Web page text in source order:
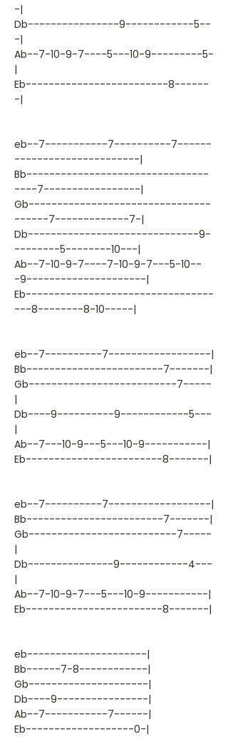
-|
Db----------------9------------5--
-|
Ab--7-10-9-7----5---10-9---------5-
|
Eb-------------------------8------
-|
eb--7-----------7----------7------
----------------------|
Bb--------------------------------
----7-----------------|
Gb--------------------------------
------7-------------7-|
Db------------------------------9-
--------5--------10---|
Ab--7-10-9-7----7-10-9-7---5-10--
-9---------------------|
Eb---------------------------------
---8--------8-10-----|
eb--7----------7------------------|
Bb------------------------7-------|
Gb--------------------------7-----
|
Db----9----------9------------5---
|
Ab--7---10-9---5---10-9-----------|
Eb------------------------8-------|
eb--7----------7------------------|
Bb------------------------7-------|
Gb--------------------------7-----
|
Db---------------9------------4---
|
Ab--7-10-9-7---5---10-9-----------|
Eb------------------------8-------|
eb---------------------|
Bb------7-8------------|
Gb---------------------|
Db----9----------------|
Ab--7-----------7------|
Eb-------------------0-|